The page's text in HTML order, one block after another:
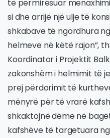
të përmirësuar
si dhe arrijë një ulje të
shkabave të ngordhura
helmeve në këtë rajon”,
Koordinator i Projektit
zakonshëm i helmimit të
prej përdorimit të
mënyrë për të vrarë
shkaktojnë dëme në
kafshëve të targetuara